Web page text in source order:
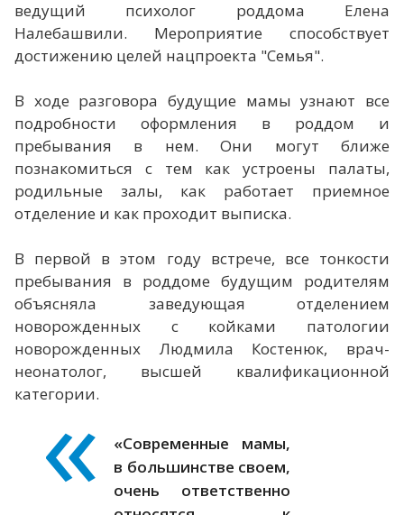
ведущий психолог роддома Елена
Налебашвили. Мероприятие способствует
достижению целей нацпроекта "Семья".
В ходе разговора будущие мамы узнают все
подробности оформления в роддом и
пребывания в нем. Они могут ближе
познакомиться с тем как устроены палаты,
родильные залы, как работает приемное
отделение и как проходит выписка.
В первой в этом году встрече, все тонкости
пребывания в роддоме будущим родителям
объясняла заведующая отделением
новорожденных с койками патологии
новорожденных Людмила Костенюк, врач-
неонатолог, высшей квалификационной
категории.
«Современные мамы,
в большинстве своем,
очень ответственно